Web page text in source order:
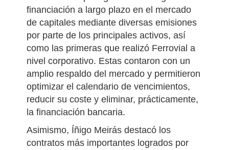
financiación a largo plazo en el mercado
de capitales mediante diversas emisiones
por parte de los principales activos, así
como las primeras que realizó Ferrovial a
nivel corporativo. Estas contaron con un
amplio respaldo del mercado y permitieron
optimizar el calendario de vencimientos,
reducir su coste y eliminar, prácticamente,
la financiación bancaria.
Asimismo, Íñigo Meirás destacó los
contratos más importantes logrados por